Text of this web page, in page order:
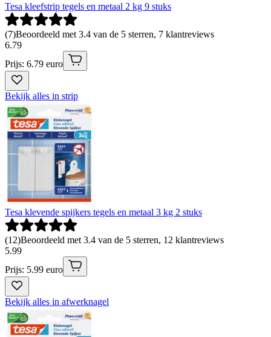
Tesa kleefstrip tegels en metaal 2 kg 9 stuks
(7)Beoordeeld met 3.4 van de 5 sterren, 7 klantreviews
6.79
Prijs: 6.79 euro
Bekijk alles in strip
Tesa klevende spijkers tegels en metaal 3 kg 2 stuks
(12)Beoordeeld met 3.4 van de 5 sterren, 12 klantreviews
5.99
Prijs: 5.99 euro
Bekijk alles in afwerknagel